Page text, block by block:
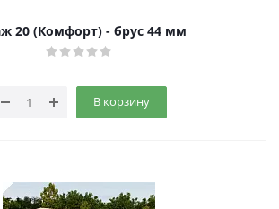
20 (Комфорт) - брус 44 мм
В корзину